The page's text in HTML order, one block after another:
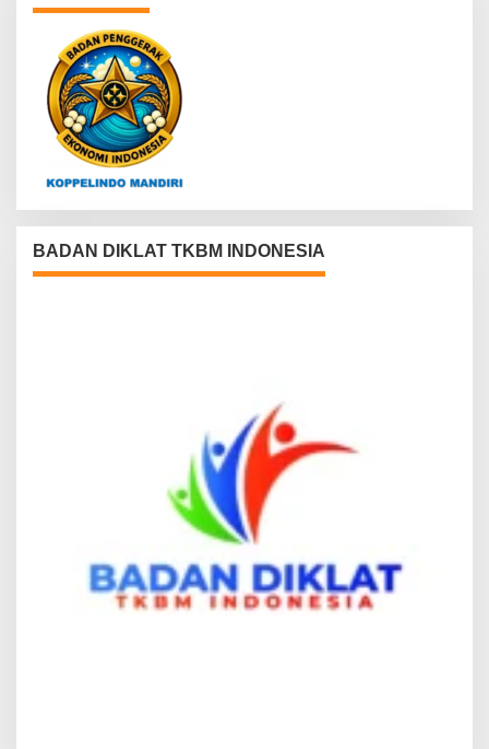
BADAN DIKLAT TKBM INDONESIA